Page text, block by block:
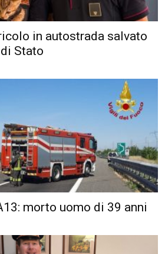
in autostrada salvato
Stato
morto uomo di 39 anni